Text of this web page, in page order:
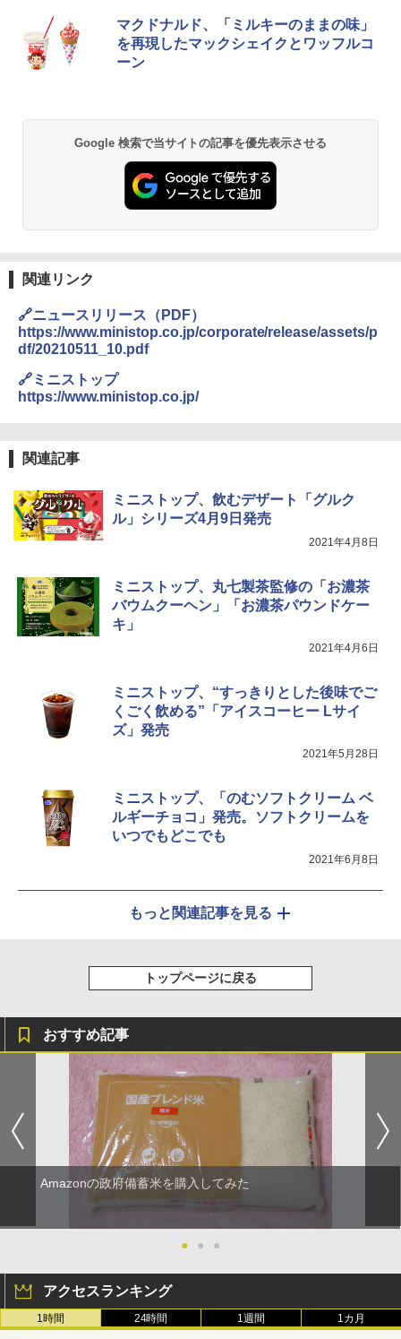
マクドナルド、「ミルキーのままの味」
を再現したマックシェイクとワッフルコ
ーン
Google 検索で当サイトの記事を優先表示させる
関連リンク
🔗ニュースリリース（PDF）
https://www.ministop.co.jp/corporate/release/assets/p
df/20210511_10.pdf
🔗ミニストップ
https://www.ministop.co.jp/
関連記事
ミニストップ、飲むデザート「グルク
ル」シリーズ4月9日発売
2021年4月8日
ミニストップ、丸七製茶監修の「お濃茶
バウムクーヘン」「お濃茶パウンドケー
キ」
2021年4月6日
ミニストップ、“すっきりとした後味でご
くごく飲める”「アイスコーヒー Lサイ
ズ」発売
2021年5月28日
ミニストップ、「のむソフトクリーム ベ
ルギーチョコ」発売。ソフトクリームを
いつでもどこでも
2021年6月8日
もっと関連記事を見る
トップページに戻る
おすすめ記事
Amazonの政府備蓄米を購入してみた
● ● ●
アクセスランキング
1時間 24時間 1週間 1カ月